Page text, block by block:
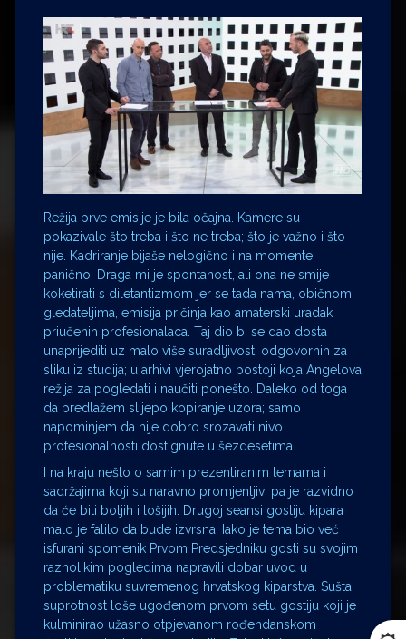
Režija prve emisije je bila očajna. Kamere su
pokazivale što treba i što ne treba; što je važno i što
nije. Kadriranje bijaše nelogično i na momente
panično. Draga mi je spontanost, ali ona ne smije
koketirati s diletantizmom jer se tada nama, običnom
gledateljima, emisija pričinja kao amaterski uradak
priučenih profesionalaca. Taj dio bi se dao dosta
unaprijediti uz malo više suradljivosti odgovornih za
sliku iz studija; u arhivi vjerojatno postoji koja Angelova
režija za pogledati i naučiti ponešto. Daleko od toga
da predlažem slijepo kopiranje uzora; samo
napominjem da nije dobro srozavati nivo
profesionalnosti dostignute u šezdesetima.
I na kraju nešto o samim prezentiranim temama i
sadržajima koji su naravno promjenljivi pa je razvidno
da će biti boljih i lošijih. Drugoj seansi gostiju kipara
malo je falilo da bude izvrsna. Iako je tema bio već
isfurani spomenik Prvom Predsjedniku gosti su svojim
raznolikim pogledima napravili dobar uvod u
problematiku suvremenog hrvatskog kiparstva. Sušta
suprotnost loše ugođenom prvom setu gostiju koji je
kulminirao užasno otpjevanom rođendanskom